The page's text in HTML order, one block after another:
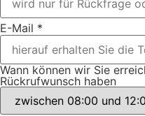
Datenschutzbestimmungen
sofern wir
E-Mail *
Wann können wir Sie
Rückrufwunsch haben